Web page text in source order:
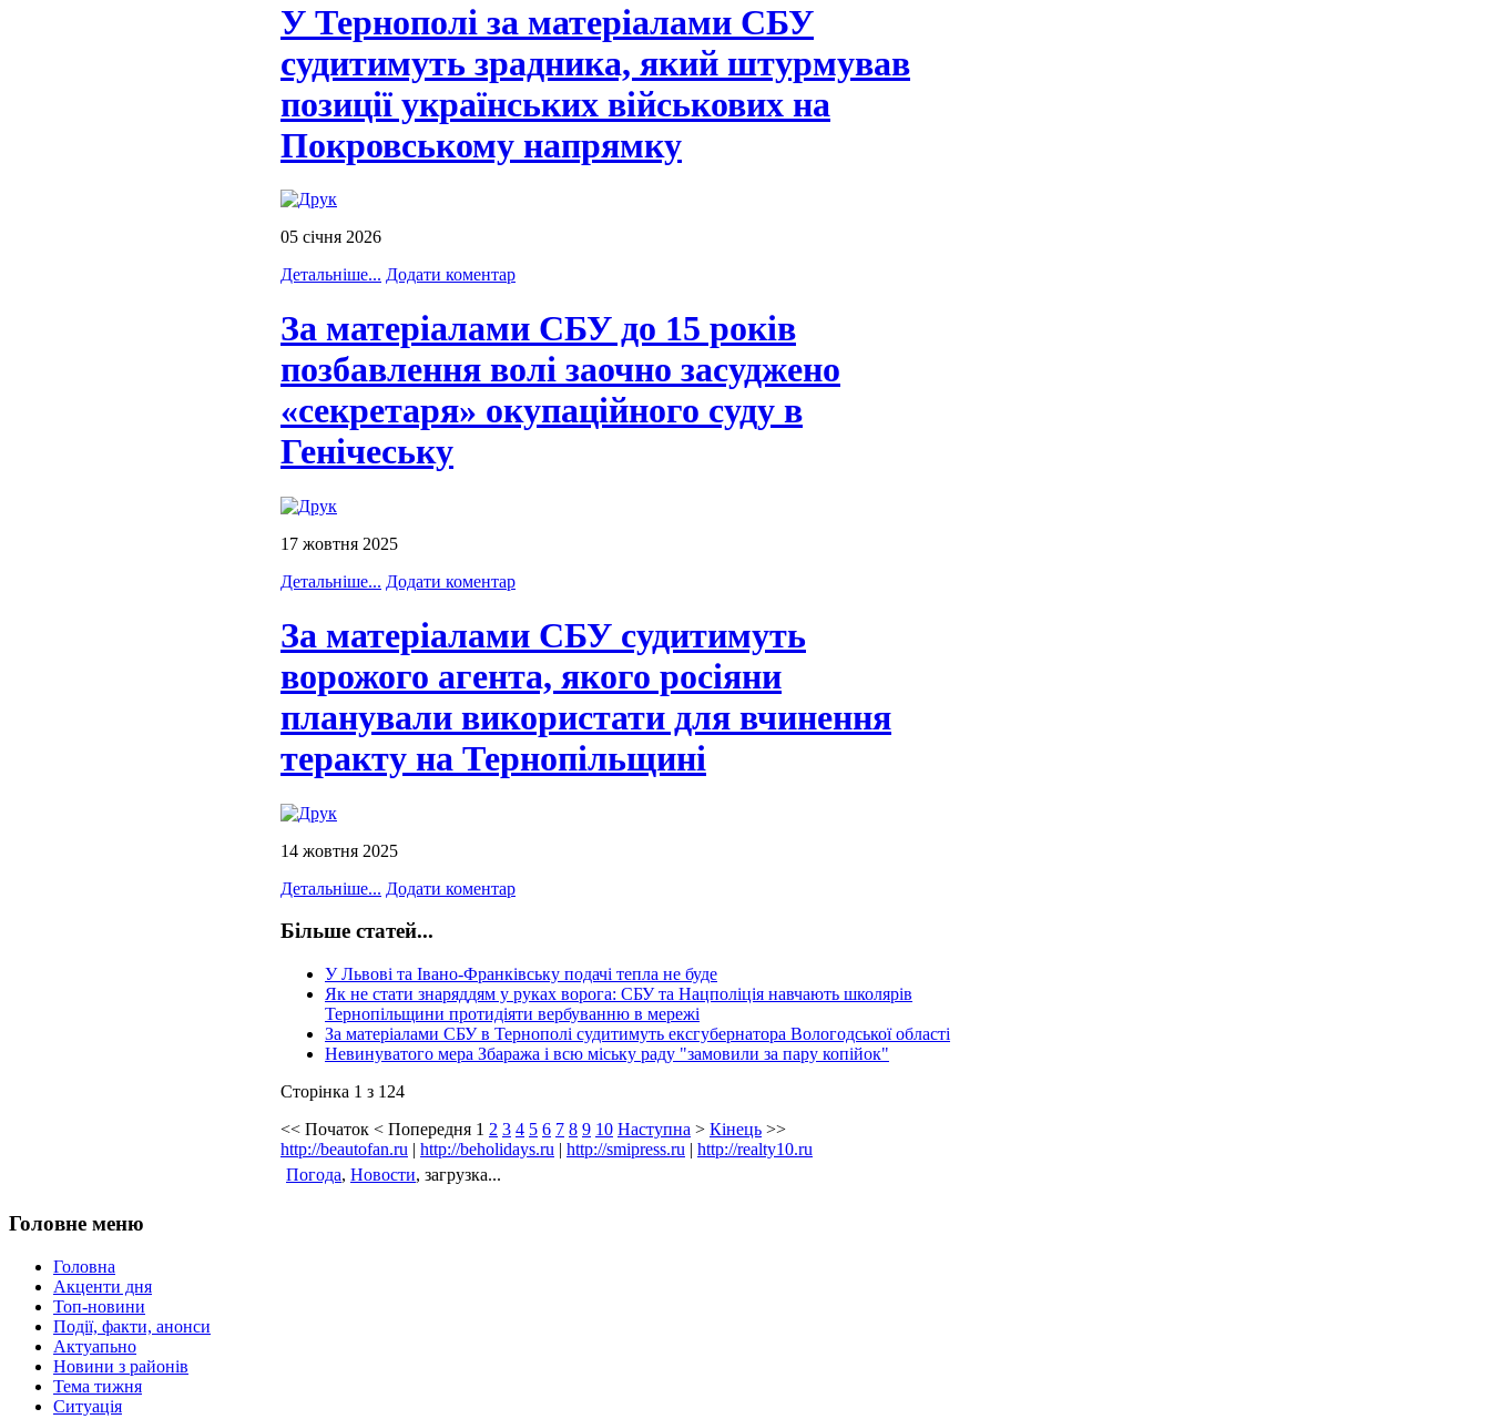
У Тернополі за матеріалами СБУ
судитимуть зрадника, який штурмував
позиції українських військових на
Покровському напрямку
05 січня 2026
Детальніше... Додати коментар
За матеріалами СБУ до 15 років
позбавлення волі заочно засуджено
«секретаря» окупаційного суду в
Генічеську
17 жовтня 2025
Детальніше... Додати коментар
За матеріалами СБУ судитимуть
ворожого агента, якого росіяни
планували використати для вчинення
теракту на Тернопільщині
14 жовтня 2025
Детальніше... Додати коментар
Більше статей...
У Львові та Івано-Франківську подачі тепла не буде
Як не стати знаряддям у руках ворога: СБУ та Нацполіція навчають школярів
Тернопільщини протидіяти вербуванню в мережі
За матеріалами СБУ в Тернополі судитимуть ексгубернатора Вологодської області
Невинуватого мера Збаража і всю міську раду "замовили за пару копійок"
Сторінка 1 з 124
<< Початок < Попередня 1 2 3 4 5 6 7 8 9 10 Наступна > Кінець >>
http://beautofan.ru | http://beholidays.ru | http://smipress.ru | http://realty10.ru
Погода, Новости, загрузка...
Головне меню
Головна
Акценти дня
Топ-новини
Події, факти, анонси
Актуапьно
Новини з районів
Тема тижня
Ситуація